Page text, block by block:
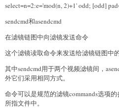
select=n=2:e='mod(n, 2)+1' odd; [odd]
sendcmd和asendcmd
在滤镜链图中向滤镜发送命令
这个滤镜读取命令来发送给滤镜链图中
其中sendcmd用于两个视频滤镜间，
外它们采用相同方式。
命令可以是规范的滤镜commands选项
所指文件中。